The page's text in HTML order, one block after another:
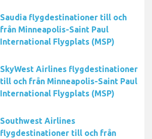
Saudia flygdestinationer till och
från Minneapolis-Saint Paul
International Flygplats (MSP)
SkyWest Airlines flygdestinationer
till och från Minneapolis-Saint Paul
International Flygplats (MSP)
Southwest Airlines
flygdestinationer till och från